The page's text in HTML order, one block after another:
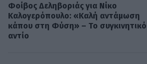
Φοίβος Δεληβοριάς για Νίκο
Καλογερόπουλο: «Καλή αντάμωση
κάπου στη Φύση» – Το συγκινητικό
αντίο